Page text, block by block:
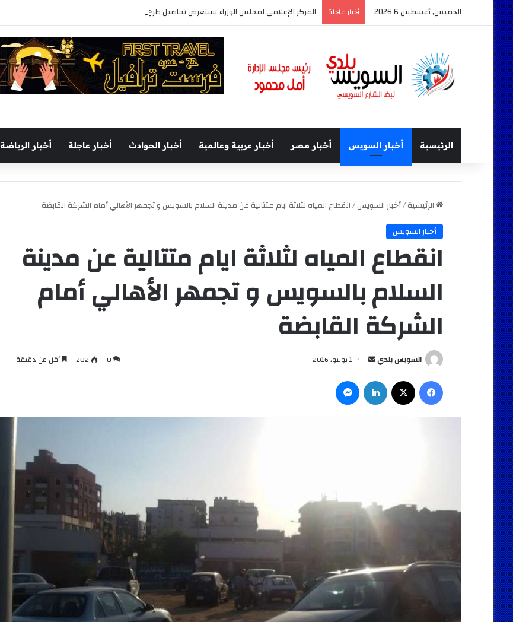
الخميس, أغسطس 6 2026 أخبار عاجلة المركز الإعلامي لمجلس الوزراء يستعرض تفاصيل طرح وزارة الإسكان وحدات سكنية بنظام الإيجار
الرئيسية أخبار السويس أخبار مصر أخبار عربية وعالمية أخبار الحوادث أخبار عاجلة أخبار الرياضة
الرئيسية/أخبار السويس/انقطاع المياه لثلاثة ايام متتالية عن مدينة السلام بالسويس و تجمهر الأهالي أمام الشركة القابضة
أخبار السويس
انقطاع المياه لثلاثة ايام متتالية عن مدينة
السلام بالسويس و تجمهر الأهالي أمام
الشركة القابضة
السويس بلدي
أرسل
إلكترونيا
1 يوليو، 2016 0
202 أقل من دقيقة
فيسبوك لينكدإن